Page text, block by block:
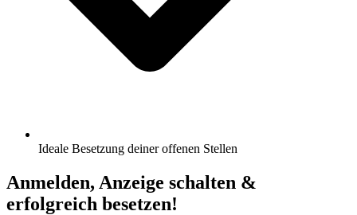
Ideale Besetzung deiner offenen Stellen
Anmelden, Anzeige schalten &
erfolgreich besetzen!